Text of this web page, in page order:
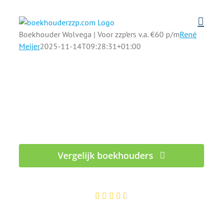
inhoudBoekhouder Wolvega | Voor zzp’ers v.a. €60 p/mRené
Meijer2025-11-14T09:28:31+01:00
Vergelijk boekhouders